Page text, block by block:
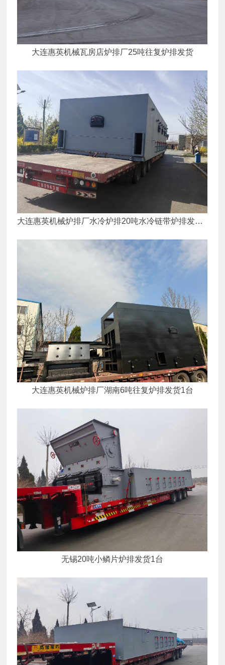
大连惠英机械瓦房店炉排厂25吨往复炉排发货
大连惠英机械炉排厂水冷炉排20吨水冷链带炉排发货1
大连惠英机械炉排厂湖南6吨往复炉排发货1台
无锡20吨小鳞片炉排发货1台